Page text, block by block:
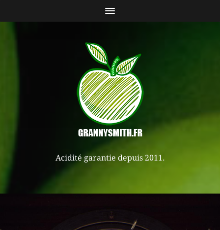
Acidité garantie depuis 2011.